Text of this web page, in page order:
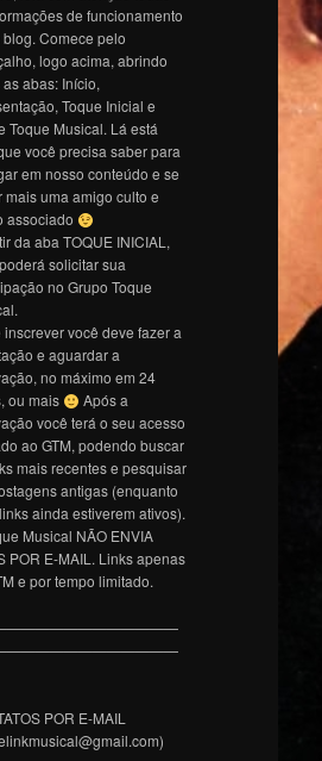
de funcionamento
blog. Comece pelo
logo acima, abrindo
abas: Início,
Toque Inicial e
Toque Musical. Lá está
você precisa saber para
em nosso conteúdo e se
mais uma amigo culto e
associado
da aba TOQUE INICIAL,
solicitar sua
no Grupo Toque
inscrever você deve fazer a
e aguardar a
no máximo em 24
ou mais
Após a
você terá o seu acesso
ao GTM, podendo buscar
mais recentes e pesquisar
antigas (enquanto
ainda estiverem ativos).
Musical NÃO ENVIA
POR E-MAIL. Links apenas
e por tempo limitado.
POR E-MAIL